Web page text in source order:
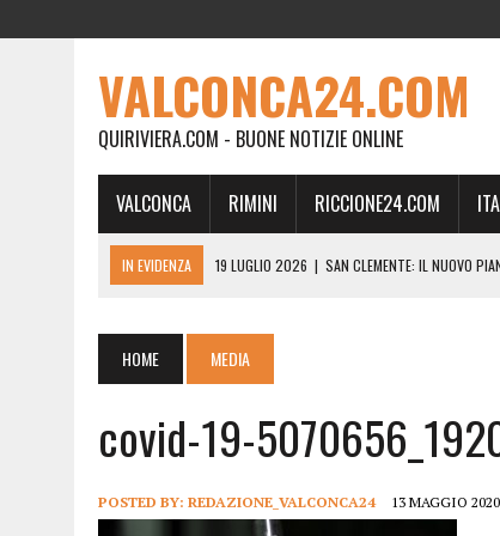
VALCONCA24.COM
QUIRIVIERA.COM - BUONE NOTIZIE ONLINE
VALCONCA RIMINI RICCIONE24.COM
IN EVIDENZA 19 LUGLIO 2026 | SAN CLEMENTE: IL NUOVO
19 FEBBRAIO 2026 | RIMINI, A IL GATTO SULL’ALBICOCCO
28 GENNAIO 2026 |
DOVE LA CARNE DIVENTA MEMORIA: IL
18 DICEMBRE 2025
SAN CLEMENTE, AL VILLA ULTIMO ATTO
18 DICEMBRE 2025 | SAN CLEMENTE, SALA DEL CONSIGLIO
HOME MEDIA
covid-19-
POSTED BY: REDAZIONE_VALCONCA24 13 MAGGIO 2020